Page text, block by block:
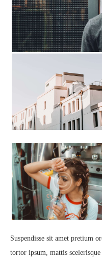
Suspendisse sit amet pretium
tortor ipsum, mattis